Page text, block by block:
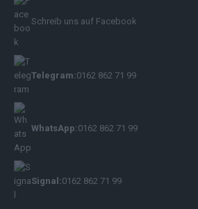
Schreib uns auf Facebook
Telegram:0162 862 71 99
WhatsApp:0162 862 71 99
Signal:0162 862 71 99